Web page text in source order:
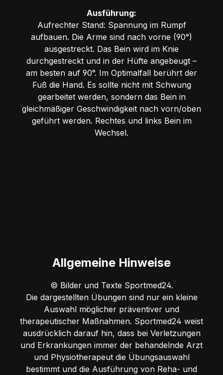
Ausführung:
Aufrechter Stand: Spannung im Rumpf
aufbauen. Die Arme sind nach vorne (90°)
ausgestreckt. Das Bein wird im Knie
durchgestreckt und in der Hüfte angebeugt –
am besten auf 90°. Im Optimalfall berührt der
Fuß die Hand. Es sollte nicht mit Schwung
gearbeitet werden, sondern das Bein in
gleichmäßiger Geschwindigkeit nach vorn/oben
geführt werden. Rechtes und links Bein im
Wechsel.
Allgemeine Hinweise
© Bilder und Texte Sportmed24.
Die dargestellten Übungen sind nur ein kleine
Auswahl möglicher präventiver und
therapeutischer Maßnahmen. Sportmed24 weist
ausdrücklich darauf hin, dass bei Verletzungen
und Erkrankungen immer der behandelnde Arzt
und Physiotherapeut die Übungsauswahl
bestimmt und die Ausführung von Reha- und